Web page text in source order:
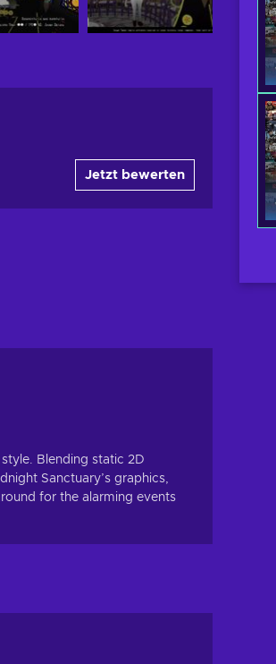
Jetzt bewerten
Blending static 2D
Sanctuary’s graphics,
for the alarming events